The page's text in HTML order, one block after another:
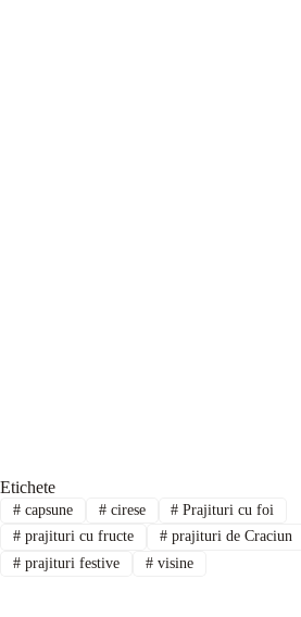
Etichete
#capsune #cirese # Prajituri cu foi
#prajituri cu fructe #prajituri de Craciun
#prajituri festive #visine